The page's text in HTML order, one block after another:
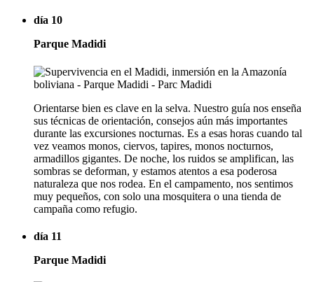
día 10
Parque Madidi
Orientarse bien es clave en la selva. Nuestro guía nos enseña
sus técnicas de orientación, consejos aún más importantes
durante las excursiones nocturnas. Es a esas horas cuando tal
vez veamos monos, ciervos, tapires, monos nocturnos,
armadillos gigantes. De noche, los ruidos se amplifican, las
sombras se deforman, y estamos atentos a esa poderosa
naturaleza que nos rodea. En el campamento, nos sentimos
muy pequeños, con solo una mosquitera o una tienda de
campaña como refugio.
día 11
Parque Madidi